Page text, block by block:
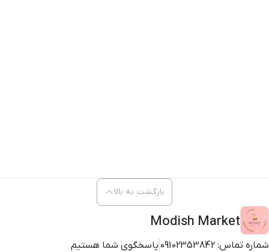
Modish Market
شماره تماس: 09102353842 پاسخگوی شما هستیم
بازگشت به بالا